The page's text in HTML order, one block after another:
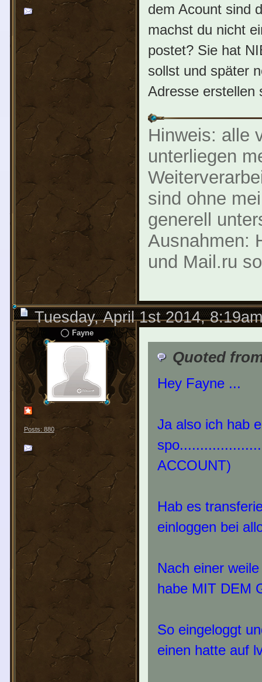
dem Acount sind
machst du nicht
postet? Sie hat
sollst und später
Adresse erstellen
Hinweis: alle
unterliegen
sind ohne
generell
Ausnahmen:
und Mail.ru
Tuesday, April 1st 2014, 8:19am
Fayne
Posts: 880
Quoted
Hey Fayne ...
Ja also ich hab
ACCOUNT)
Hab es
einloggen bei
Nach einer
habe MIT DEM
So eingeloggt
einen hatte auf